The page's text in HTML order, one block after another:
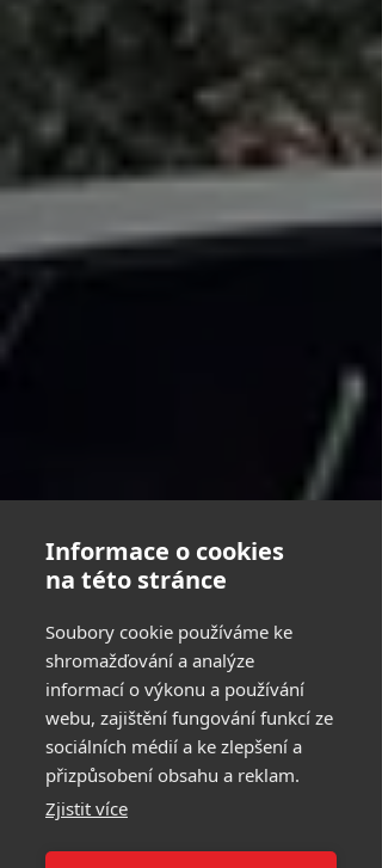
Informace o cookies
na této stránce
Soubory cookie používáme ke
shromažďování a analýze
informací o výkonu a používání
webu, zajištění fungování funkcí ze
sociálních médií a ke zlepšení a
přizpůsobení obsahu a reklam.
Zjistit více